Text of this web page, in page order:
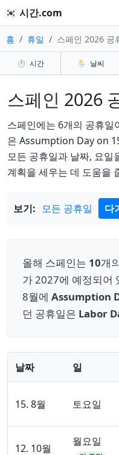
🇰🇷 시간.com
홈 휴일 스페인 2026 공
⏱️ 시간 🌦️ 날씨
스페인 2026
스페인에는 6개의 공휴일
은 Assumption Day on
모든 공휴일과 날짜, 요일
계획을 세우는 데 도움을
보기: 모든 공휴일 다
올해 스페인는 10개
가 2027에 예정되어
8월에 Assumption
던 공휴일은 Labor
날짜 일
15. 8월 토요일
12. 10월
월요일